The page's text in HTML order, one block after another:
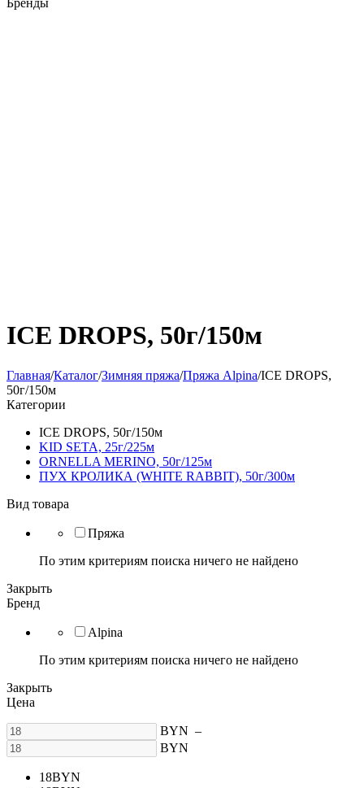
Бренды
ICE DROPS, 50г/150м
Главная/Каталог/Зимняя пряжа/Пряжа Alpina/ICE DROPS,
50г/150м
Категории
ICE DROPS, 50г/150м
KID SETA, 25г/225м
ORNELLA MERINO, 50г/125м
ПУХ КРОЛИКА (WHITE RABBIT), 50г/300м
Вид товара
Пряжа
По этим критериям поиска ничего не найдено
Закрыть
Бренд
Alpina
По этим критериям поиска ничего не найдено
Закрыть
Цена
BYN –
BYN
18BYN